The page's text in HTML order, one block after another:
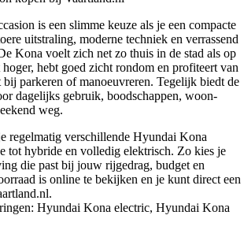
is een slimme keuze als je een compacte
uitstraling, moderne techniek en verrassend
Kona voelt zich net zo thuis in de stad als op
hebt goed zicht rondom en profiteert van
bij parkeren of manoeuvreren. Tegelijk biedt de
dagelijks gebruik, boodschappen, woon-
weg.
regelmatig verschillende Hyundai Kona
tot hybride en volledig elektrisch. Zo kies je
die past bij jouw rijgedrag, budget en
is online te bekijken en je kunt direct een
Hyundai Kona electric, Hyundai Kona